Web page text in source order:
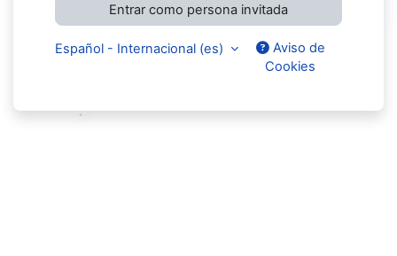
Entrar como persona invitada
Español - Internacional ‎(es)‎
Aviso de
Cookies